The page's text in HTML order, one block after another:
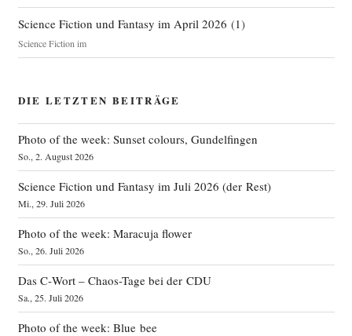
Science Fiction und Fantasy im April 2026 (1)
Science Fiction im
DIE LETZTEN BEITRÄGE
Photo of the week: Sunset colours, Gundelfingen
So., 2. August 2026
Science Fiction und Fantasy im Juli 2026 (der Rest)
Mi., 29. Juli 2026
Photo of the week: Maracuja flower
So., 26. Juli 2026
Das C‑Wort – Chaos-Tage bei der CDU
Sa., 25. Juli 2026
Photo of the week: Blue bee